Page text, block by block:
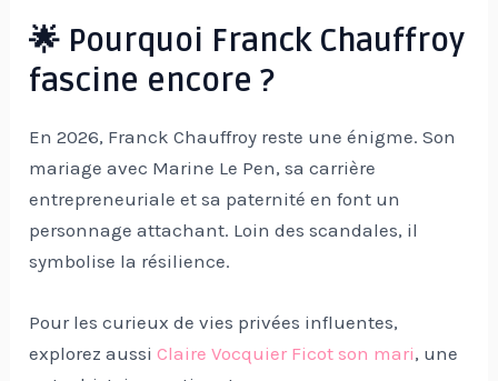
🌟 Pourquoi Franck Chauffroy
fascine encore ?
En 2026, Franck Chauffroy reste une énigme. Son
mariage avec Marine Le Pen, sa carrière
entrepreneuriale et sa paternité en font un
personnage attachant. Loin des scandales, il
symbolise la résilience.
Pour les curieux de vies privées influentes,
explorez aussiClaire Vocquier Ficot son mari, une